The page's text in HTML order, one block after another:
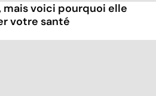
mais voici pourquoi elle
votre santé